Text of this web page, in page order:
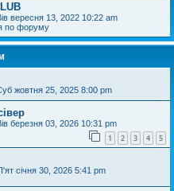
вересня 13, 2022 10:22 am
по форуму
жовтня 25, 2025 8:00 pm
березня 03, 2026 10:31 pm
1 2 3 4 5
січня 30, 2026 5:41 pm